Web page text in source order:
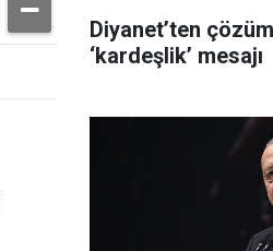
Diyanet’ten
‘kardeşlik’ mesajı